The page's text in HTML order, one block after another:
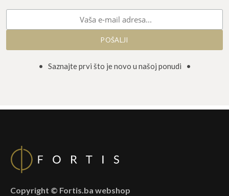
• Saznajte prvi što je novo u našoj ponudi •
Copyright © Fortis.ba webshop